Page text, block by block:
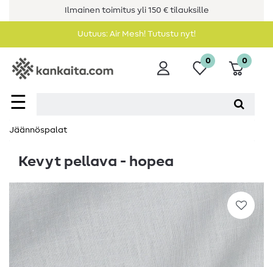
Ilmainen toimitus yli 150 € tilauksille
Uutuus: Air Mesh! Tutustu nyt!
☰
0 0
Jäännöspalat
Kevyt pellava - hopea